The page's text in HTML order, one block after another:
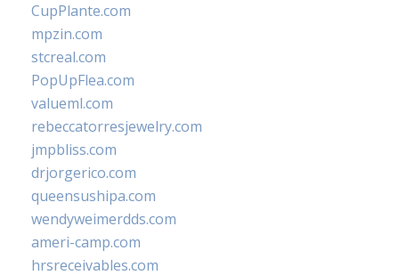
CupPlante.com
mpzin.com
stcreal.com
PopUpFlea.com
valueml.com
rebeccatorresjewelry.com
jmpbliss.com
drjorgerico.com
queensushipa.com
wendyweimerdds.com
ameri-camp.com
hrsreceivables.com